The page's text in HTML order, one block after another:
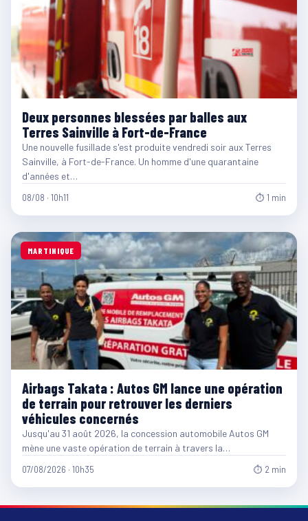
Deux personnes blessées par balles aux
Terres Sainville à Fort-de-France
Une nouvelle fusillade s'est produite vendredi soir aux Terres
Sainville, à Fort-de-France. Un homme d'une quarantaine
d'années et…
08/08 · 10h11 ⏱ 1 min
MARTINIQUE
Airbags Takata : Autos GM lance une opération
de terrain pour retrouver les derniers
véhicules concernés
Jusqu'au 31 août 2026, la concession automobile Autos GM
mène une vaste opération de terrain à travers la…
07/08/2026 · 10h35 ⏱ 2 min